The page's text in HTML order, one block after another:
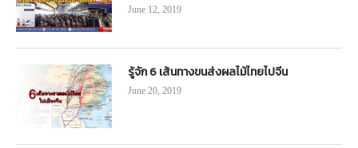
June 12, 2019
รู้จัก 6 เส้นทางขนส่งผลไม้ไทยไปจีน
June 20, 2019